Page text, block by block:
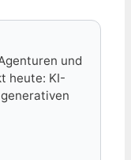
und
heute: KI-